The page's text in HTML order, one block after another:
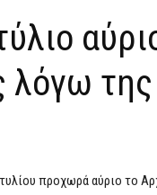
λόγω
προχωρά αύριο το